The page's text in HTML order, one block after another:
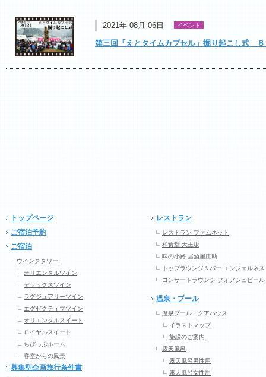
2021年 08月 06日 イベント
第三回「えとタイムカプセル」掘り起こし式 ８
トップページ
ご宿泊予約
ご宿泊
ウイングタワー
オリエンタルツイン
デラックスツイン
ラグジュアリーツイン
エグゼクティブツイン
オリエンタルスイート
ロイヤルスイート
ちびっぷルーム
客室からの風景
募集型企画旅行条件書
レストラン
レストラン ファムネット
和食堂 天王坂
味の小路 居酒屋庄助
トップラウンジ＆バー エンジェルネス
コンサートラウンジ フォアシュピール
温泉・プール
温泉プール クアハウス
イラストマップ
施設のご案内
露天風呂
露天風呂男性用
露天風呂女性用